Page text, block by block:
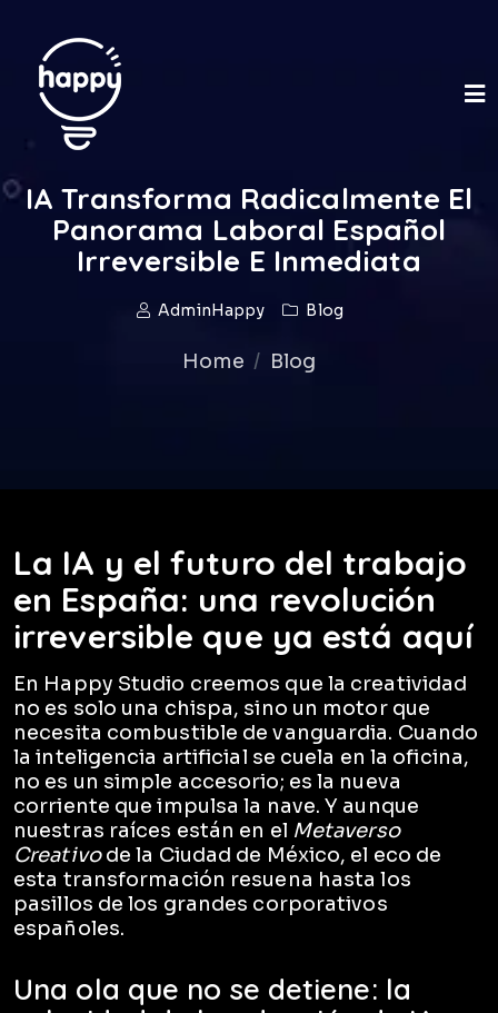
IA Transforma Radicalmente El
Panorama Laboral Español
Irreversible E Inmediata
AdminHappy Blog
Home Blog
La IA y el futuro del trabajo
en España: una revolución
irreversible que ya está aquí
En Happy Studio creemos que la creatividad
no es solo una chispa, sino un motor que
necesita combustible de vanguardia. Cuando
la inteligencia artificial se cuela en la oficina,
no es un simple accesorio; es la nueva
corriente que impulsa la nave. Y aunque
nuestras raíces están en el Metaverso
Creativode la Ciudad de México, el eco de
esta transformación resuena hasta los
pasillos de los grandes corporativos
españoles.
Una ola que no se detiene: la